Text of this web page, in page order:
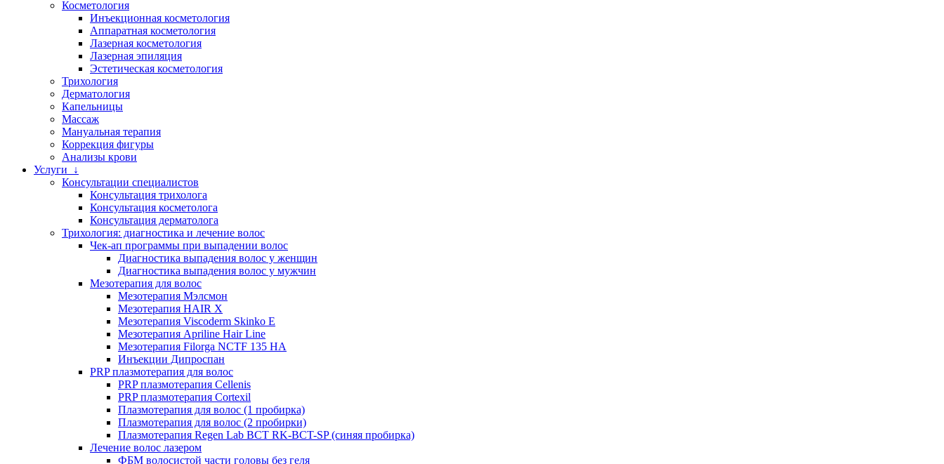
Косметология
Инъекционная косметология
Аппаратная косметология
Лазерная косметология
Лазерная эпиляция
Эстетическая косметология
Трихология
Дерматология
Капельницы
Массаж
Мануальная терапия
Коррекция фигуры
Анализы крови
Услуги ↓
Консультации специалистов
Консультация трихолога
Консультация косметолога
Консультация дерматолога
Трихология: диагностика и лечение волос
Чек-ап программы при выпадении волос
Диагностика выпадения волос у женщин
Диагностика выпадения волос у мужчин
Мезотерапия для волос
Мезотерапия Мэлсмон
Мезотерапия HAIR X
Мезотерапия Viscoderm Skinko E
Мезотерапия Apriline Hair Line
Мезотерапия Filorga NCTF 135 HA
Инъекции Дипроспан
PRP плазмотерапия для волос
PRP плазмотерапия Cellenis
PRP плазмотерапия Cortexil
Плазмотерапия для волос (1 пробирка)
Плазмотерапия для волос (2 пробирки)
Плазмотерапия Regen Lab BCT RK-BCT-SP (синяя пробирка)
Лечение волос лазером
ФБМ волосистой части головы без геля